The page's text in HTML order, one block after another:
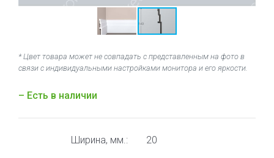
* Цвет товара может не совпадать с представленным на фото в
связи с индивидуальными настройками монитора и его яркости.
– Есть в наличии
Ширина, мм.: 20